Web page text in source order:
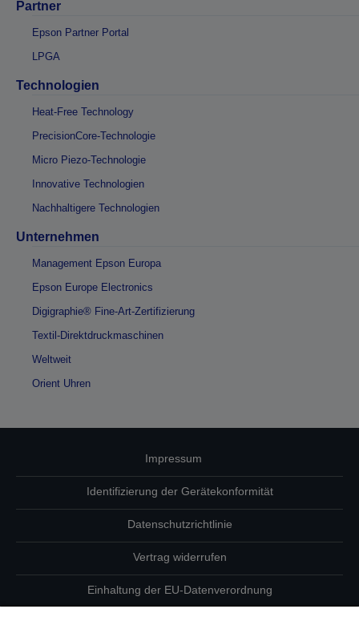
Partner
Epson Partner Portal
LPGA
Technologien
Heat-Free Technology
PrecisionCore-Technologie
Micro Piezo-Technologie
Innovative Technologien
Nachhaltigere Technologien
Unternehmen
Management Epson Europa
Epson Europe Electronics
Digigraphie® Fine-Art-Zertifizierung
Textil-Direktdruckmaschinen
Weltweit
Orient Uhren
Impressum
Identifizierung der Gerätekonformität
Datenschutzrichtlinie
Vertrag widerrufen
Einhaltung der EU-Datenverordnung